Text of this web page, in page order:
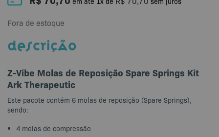
Fora de estoque
DESCRIÇÃO
Z-Vibe Molas de Reposição Spare Springs Kit
Ark Therapeutic
Este pacote contém 6 molas de reposição (Spare Springs),
sendo:
4 molas de compressão